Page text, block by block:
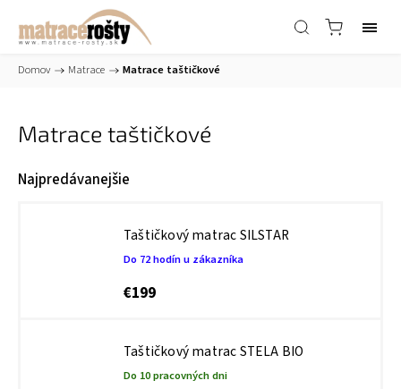
Domov / Matrace / Matrace taštičkové
Matrace taštičkové
Najpredávanejšie
Taštičkový matrac SILSTAR
Do 72 hodín u zákazníka
€199
Taštičkový matrac STELA BIO
Do 10 pracovných dni